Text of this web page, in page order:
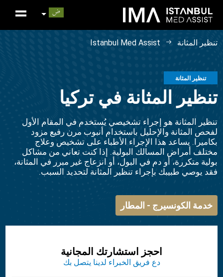
Istanbul Med Assist تنظير المثانة
تنظير المثانة
تنظير المثانة في تركيا
تنظير المثانة هو إجراء تشخيصي يُستخدم في المقام الأول
لفحص المثانة والإحليل باستخدام أنبوب مرن رفيع مزود
بكاميرا. يساعد هذا الإجراء الأطباء على تشخيص وعلاج
مختلف أمراض المسالك البولية. إذا كنت تعاني من مشاكل
بولية متكررة، أو دم في البول، أو انزعاج غير مبرر في المثانة،
فقد يوصي طبيبك بإجراء تنظير المثانة لتحديد السبب.
خدمة الكونسيرج - المطار
احجز استشارتك المجانية
دع فريق الخبراء لدينا يتصل بك